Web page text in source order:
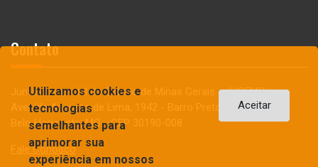
Contato
Junta Comercial do Estado de Minas Gerais - JUCEMG
Avenida Augusto de Lima, 1942 - Barro Preto
Belo Horizonte, MG - CEP 30190-008
Fale Conosco
Utilizamos cookies e
tecnologias
semelhantes para
aprimorar sua
experiência em nossos
Aceitar